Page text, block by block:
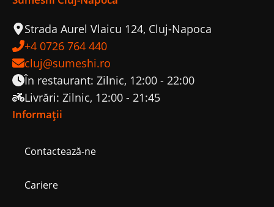
Strada Aurel Vlaicu 124, Cluj-Napoca
+4 0726 764 440
cluj@sumeshi.ro
În restaurant: Zilnic, 12:00 - 22:00
Livrări: Zilnic, 12:00 - 21:45
Informații
Contactează-ne
Cariere